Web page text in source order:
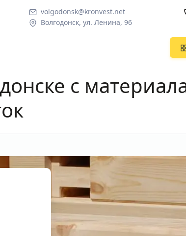
volgodonsk@kronvest.net
Волгодонск, ул. Ленина, 96
с